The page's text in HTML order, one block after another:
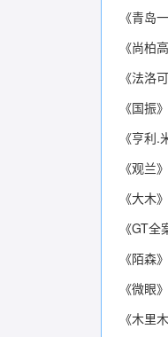
《青岛
《尚柏
《法洛
《国振
《亨利.
《观兰
《大木
《GT
《陌森
《微眼
《木里